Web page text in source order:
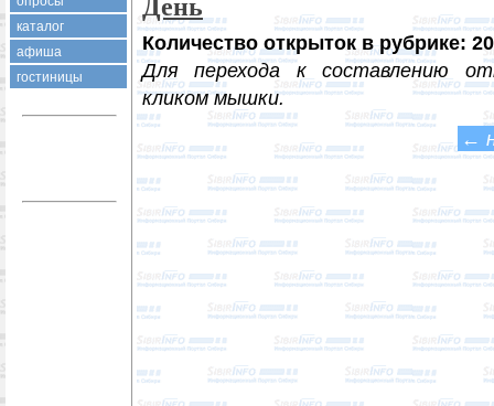
каталог
афиша
гостиницы
День
Количество открыток в рубрике:
Для перехода к составлению
кликом мышки.
←